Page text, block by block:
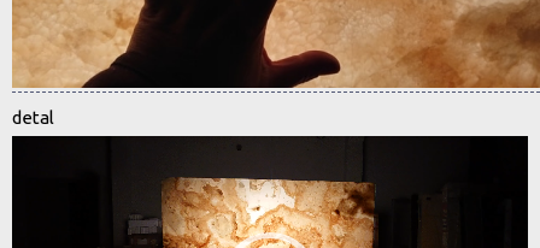
detal